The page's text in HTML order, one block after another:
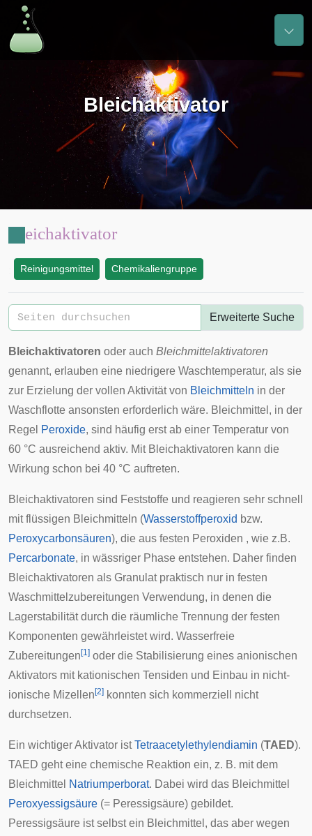
Bleichaktivator
Bleichaktivator
Reinigungsmittel Chemikaliengruppe
Erweiterte Suche
Bleichaktivatoren oder auch Bleichmittelaktivatoren
genannt, erlauben eine niedrigere Waschtemperatur, als sie
zur Erzielung der vollen Aktivität von Bleichmitteln in der
Waschflotte ansonsten erforderlich wäre. Bleichmittel, in der
Regel
Peroxide, sind häufig erst ab einer Temperatur von
60 °C ausreichend aktiv. Mit Bleichaktivatoren kann die
Wirkung schon bei 40 °C auftreten.
Bleichaktivatoren sind Feststoffe und reagieren sehr schnell
mit flüssigen Bleichmitteln (Wasserstoffperoxid bzw.
Peroxycarbonsäuren), die aus festen Peroxiden , wie z.B.
Percarbonate, in wässriger Phase entstehen. Daher finden
Bleichaktivatoren als Granulat praktisch nur in festen
Waschmittelzubereitungen Verwendung, in denen die
Lagerstabilität durch die räumliche Trennung der festen
Komponenten gewährleistet wird. Wasserfreie
Zubereitungen [1] oder die Stabilisierung eines anionischen
Aktivators mit kationischen Tensiden und Einbau in nicht-
ionische Mizellen [2] konnten sich kommerziell nicht
durchsetzen.
Ein wichtiger Aktivator istTetraacetylethylendiamin (TAED).
TAED geht eine chemische Reaktion ein, z. B. mit dem
Bleichmittel
Natriumperborat. Dabei wird das Bleichmittel
Peroxyessigsäure (= Peressigsäure) gebildet.
Peressigsäure ist selbst ein Bleichmittel, das aber wegen